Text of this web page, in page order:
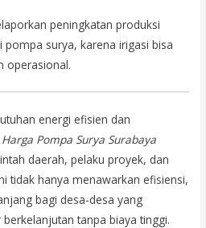
peningkatan produksi
surya, karena irigasi bisa
operasional.
energi efisien dan
Harga Pompa Surya Surabaya
daerah, pelaku proyek, dan
tidak hanya menawarkan efisiensi,
bagi desa-desa yang
tanpa biaya tinggi.